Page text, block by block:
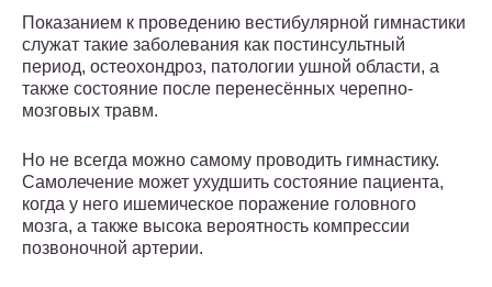
Показанием к проведению вестибулярной гимнастики
служат такие заболевания как постинсультный
период, остеохондроз, патологии ушной области, а
также состояние после перенесённых черепно-
мозговых травм.
Но не всегда можно самому проводить гимнастику.
Самолечение может ухудшить состояние пациента,
когда у него ишемическое поражение головного
мозга, а также высока вероятность компрессии
позвоночной артерии.